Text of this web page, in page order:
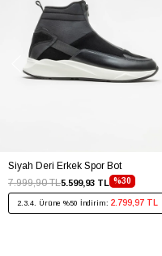
Siyah Deri Erkek Spor Bot
%30
5.599,93 TL
7.999,90 TL
2.3.4. Ürüne %50 İndirim: 2.799,97 TL